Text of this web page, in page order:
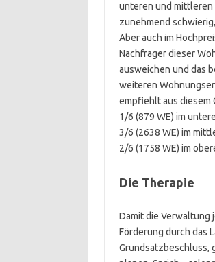
unteren und mittleren
zunehmend
Aber auch im
Nachfrager dieser
ausweichen und das
weiteren
empfiehlt aus diesem
1/6 (879 WE) im
3/6 (2638 WE) im
2/6 (1758 WE) im
Die Therapie
Damit die Verwaltung
Förderung durch das
Grundsatzbeschluss,